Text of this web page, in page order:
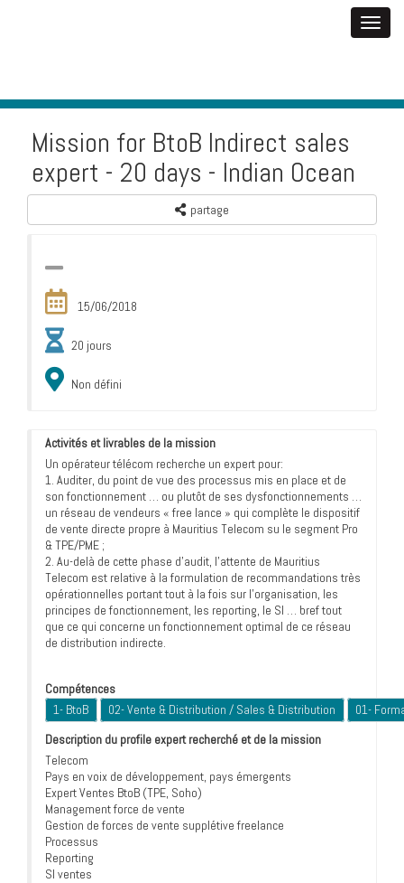
Mission for BtoB Indirect sales
expert - 20 days - Indian Ocean
partage
15/06/2018
20 jours
Non défini
Activités et livrables de la mission
Un opérateur télécom recherche un expert pour:
1. Auditer, du point de vue des processus mis en place et de
son fonctionnement … ou plutôt de ses dysfonctionnements …
un réseau de vendeurs « free lance » qui complète le dispositif
de vente directe propre à Mauritius Telecom su le segment Pro
& TPE/PME ;
2. Au-delà de cette phase d’audit, l’attente de Mauritius
Telecom est relative à la formulation de recommandations très
opérationnelles portant tout à la fois sur l’organisation, les
principes de fonctionnement, les reporting, le SI … bref tout
que ce qui concerne un fonctionnement optimal de ce réseau
de distribution indirecte.
Compétences
1- BtoB
02- Vente & Distribution / Sales & Distribution
01-
Description du profile expert recherché et de la mission
Telecom
Pays en voix de développement, pays émergents
Expert Ventes BtoB (TPE, Soho)
Management force de vente
Gestion de forces de vente supplétive freelance
Processus
Reporting
SI ventes